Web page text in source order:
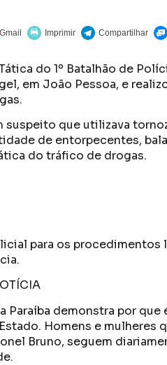
do 1º Batalhão de
em João Pessoa, e
suspeito que utilizava
de entorpecentes,
do tráfico de drogas.
para os procedimentos
Paraíba demonstra por que
Homens e mulheres
Bruno, seguem